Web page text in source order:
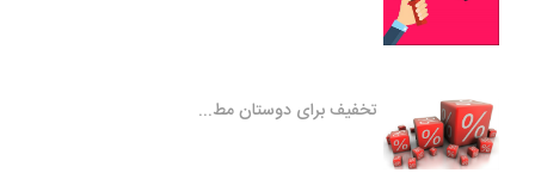
تخفیف برای دوستان مط...